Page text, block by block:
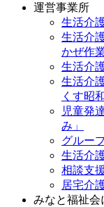
運営事業所
生活介
生活介
かぜ作
生活介
生活介
くす昭
児童発
み」
グルー
生活介
相談支
居宅介
みなと福祉会